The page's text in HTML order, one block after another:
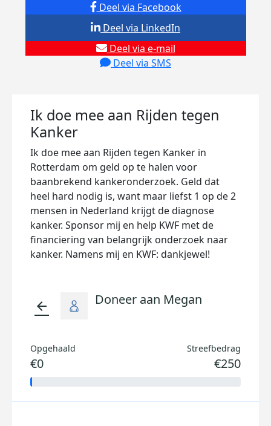
Deel via Facebook
Deel via e-mail
Deel via SMS
Deel via LinkedIn
Ik doe mee aan Rijden tegen
Kanker
Ik doe mee aan Rijden tegen Kanker in
Rotterdam om geld op te halen voor
baanbrekend kankeronderzoek. Geld dat
heel hard nodig is, want maar liefst 1 op de 2
mensen in Nederland krijgt de diagnose
kanker. Sponsor mij en help KWF met de
financiering van belangrijk onderzoek naar
kanker. Namens mij en KWF: dankjewel!
arrow_back Doneer aan Megan
Opgehaald
€0
Streefbedrag
€250